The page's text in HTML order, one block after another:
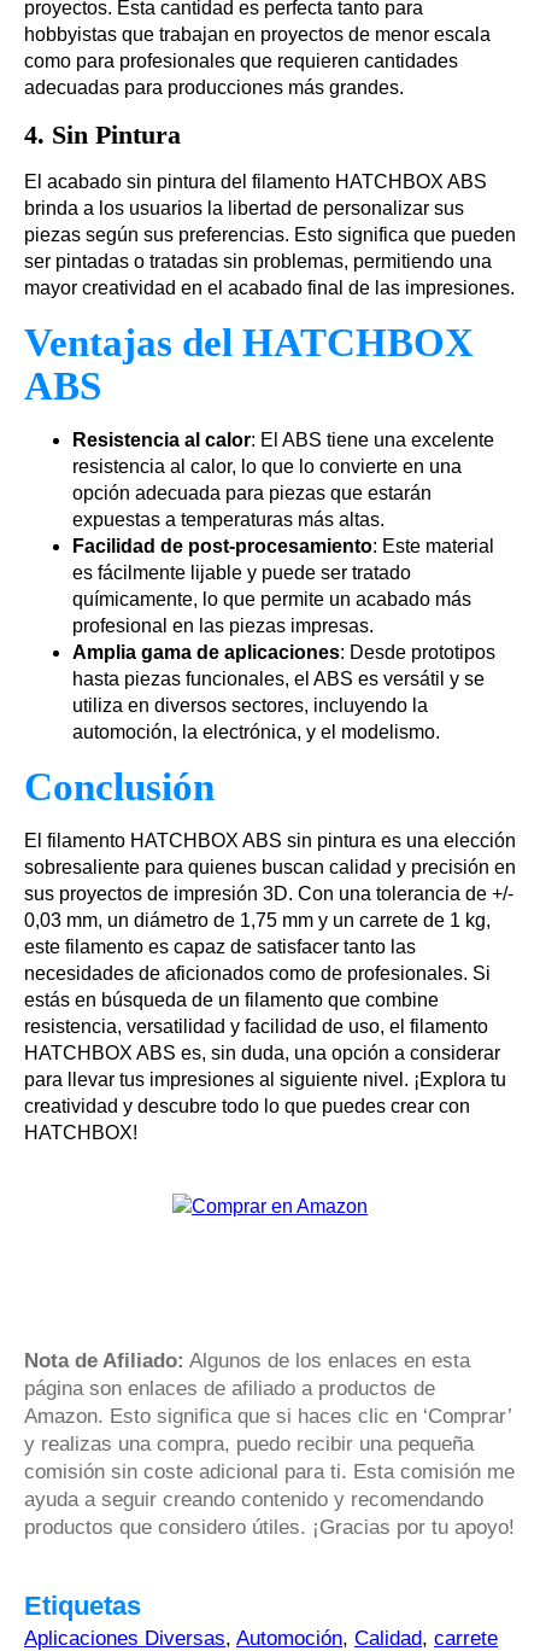
proyectos. Esta cantidad es perfecta tanto para
hobbyistas que trabajan en proyectos de menor escala
como para profesionales que requieren cantidades
adecuadas para producciones más grandes.
4. Sin Pintura
El acabado sin pintura del filamento HATCHBOX ABS
brinda a los usuarios la libertad de personalizar sus
piezas según sus preferencias. Esto significa que pueden
ser pintadas o tratadas sin problemas, permitiendo una
mayor creatividad en el acabado final de las impresiones.
Ventajas del HATCHBOX
ABS
Resistencia al calor: El ABS tiene una excelente
resistencia al calor, lo que lo convierte en una
opción adecuada para piezas que estarán
expuestas a temperaturas más altas.
Facilidad de post-procesamiento: Este material
es fácilmente lijable y puede ser tratado
químicamente, lo que permite un acabado más
profesional en las piezas impresas.
Amplia gama de aplicaciones: Desde prototipos
hasta piezas funcionales, el ABS es versátil y se
utiliza en diversos sectores, incluyendo la
automoción, la electrónica, y el modelismo.
Conclusión
El filamento HATCHBOX ABS sin pintura es una elección
sobresaliente para quienes buscan calidad y precisión en
sus proyectos de impresión 3D. Con una tolerancia de +/-
0,03 mm, un diámetro de 1,75 mm y un carrete de 1 kg,
este filamento es capaz de satisfacer tanto las
necesidades de aficionados como de profesionales. Si
estás en búsqueda de un filamento que combine
resistencia, versatilidad y facilidad de uso, el filamento
HATCHBOX ABS es, sin duda, una opción a considerar
para llevar tus impresiones al siguiente nivel. ¡Explora tu
creatividad y descubre todo lo que puedes crear con
HATCHBOX!
Nota de Afiliado: Algunos de los enlaces en esta
página son enlaces de afiliado a productos de
Amazon. Esto significa que si haces clic en ‘Comprar’
y realizas una compra, puedo recibir una pequeña
comisión sin coste adicional para ti. Esta comisión me
ayuda a seguir creando contenido y recomendando
productos que considero útiles. ¡Gracias por tu apoyo!
Etiquetas
Aplicaciones Diversas, Automoción, Calidad, carrete